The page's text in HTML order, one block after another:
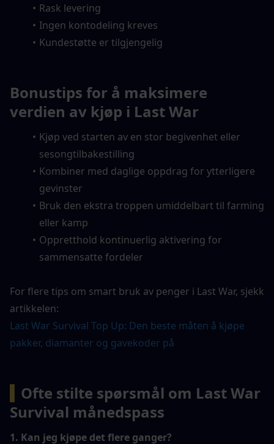
Rask levering
Ingen kontodeling kreves
Kundestøtte er tilgjengelig
Bonustips for å maksimere
verdien av kjøp i Last War
Kjøp ved starten av en stor begivenhet eller
sesongtilbakestilling
Kombiner med daglige oppdrag for ytterligere
gevinster
Bruk den ekstra troppen umiddelbart til farming
eller kamp
Oppretthold kontinuerlig aktivering for
sammensatte fordeler
For flere tips om smart bruk av penger i Last War, sjekk
artikkelen:
Last War Survival Top Up: Den beste måten å kjøpe
pakker, diamanter og gavekoder på
Ofte stilte spørsmål om Last War
Survival månedspass
1. Kan jeg kjøpe det flere ganger?